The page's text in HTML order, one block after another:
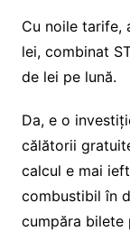
Cu noile tarife,
lei, combinat
de lei pe lună.
Da, e o
călătorii
calcul e mai
combustibil în
cumpăra bilete